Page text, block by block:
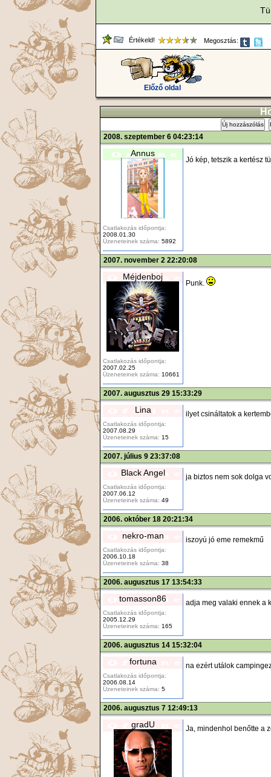
Értékeld! Megosztás:
Előző oldal
Új hozzászólás
2008. szeptember 6 04:23:14
Annus
Csatlakozás időpontja:
2008.01.30
Üzeneteinek száma: 5892
Jó kép, tetszik a kertész
2007. november 2 22:20:08
Méjdenboj
Csatlakozás időpontja:
2007.02.25
Üzeneteinek száma: 10661
Punk.
2007. augusztus 29 15:33:29
Lina
Csatlakozás időpontja:
2007.08.29
Üzeneteinek száma: 15
ilyet csináltatok a
2007. július 9 23:37:08
Black Angel
Csatlakozás időpontja:
2007.06.12
Üzeneteinek száma: 49
ja biztos nem sok dolga
2006. október 18 20:21:34
nekro-man
Csatlakozás időpontja:
2006.10.18
Üzeneteinek száma: 38
iszoyú jó eme remekmű
2006. augusztus 17 13:54:33
tomasson86
Csatlakozás időpontja:
2005.12.29
Üzeneteinek száma: 165
adja meg valaki ennek a
2006. augusztus 14 15:32:04
fortuna
Csatlakozás időpontja:
2006.08.14
Üzeneteinek száma: 5
na ezért utálok
2006. augusztus 7 12:49:13
gradU Ja, mindenhol benőtte a